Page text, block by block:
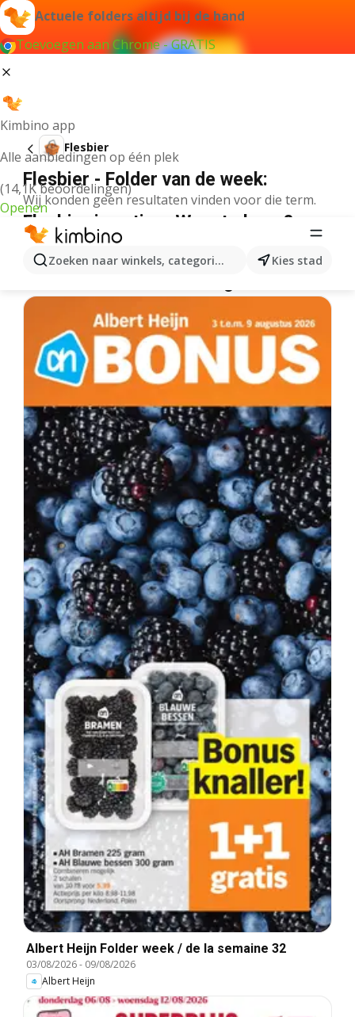
Actuele folders altijd bij de hand
Toevoegen aan Chrome - GRATIS
Kimbino app
Alle aanbiedingen op één plek
(14,1K beoordelingen)
Openen
Zoeken naar winkels, categorieën, producten...
Kies stad
Flesbier
Flesbier - Folder van de week:
Wij konden geen resultaten vinden voor die term.
Flesbier in actie – Waar te koop?
Albert Heijn Folder week / de la semaine 32
03/08/2026- 09/08/2026
Albert Heijn